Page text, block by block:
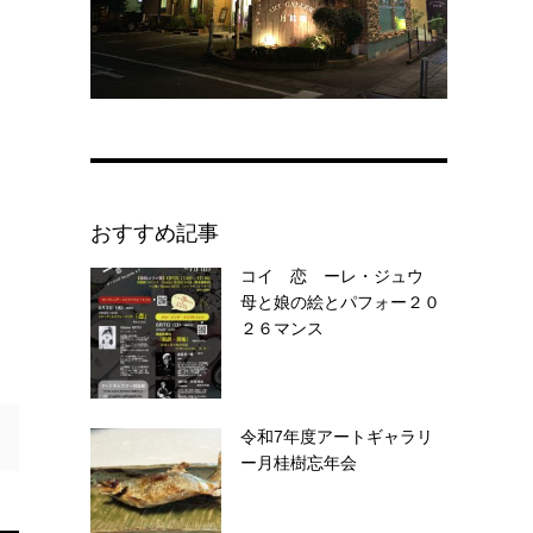
おすすめ記事
コイ 恋 ーレ・ジュウ
母と娘の絵とパフォー２０
２６マンス
令和7年度アートギャラリ
ー月桂樹忘年会